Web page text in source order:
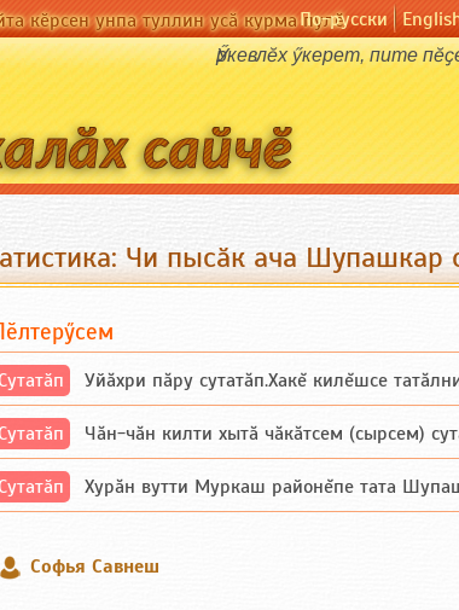
кӗрсен унпа туллин усӑ курма пулӗПо-русски
Ӳркевлӗх ӳкерет, пите
Чи пысӑк ача Шупашкар
Уйăхри пăру сутатăп.Хакĕ килĕшсе
Чăн-чăн килти хытă чăкăтсем (сырсем)
Хурăн вутти Муркаш районĕпе тата
Софья Савнеш